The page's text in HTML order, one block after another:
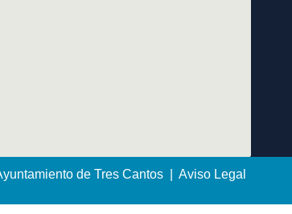
de Tres Cantos | Aviso Legal